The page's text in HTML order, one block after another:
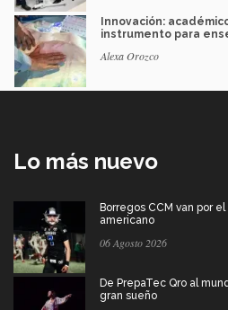
Innovación:
instrumento para
Alexa Orozco
Lo más nuevo
Borregos CCM van por
americano
06 Agosto 2026
De PrepaTec Qro al
gran sueño